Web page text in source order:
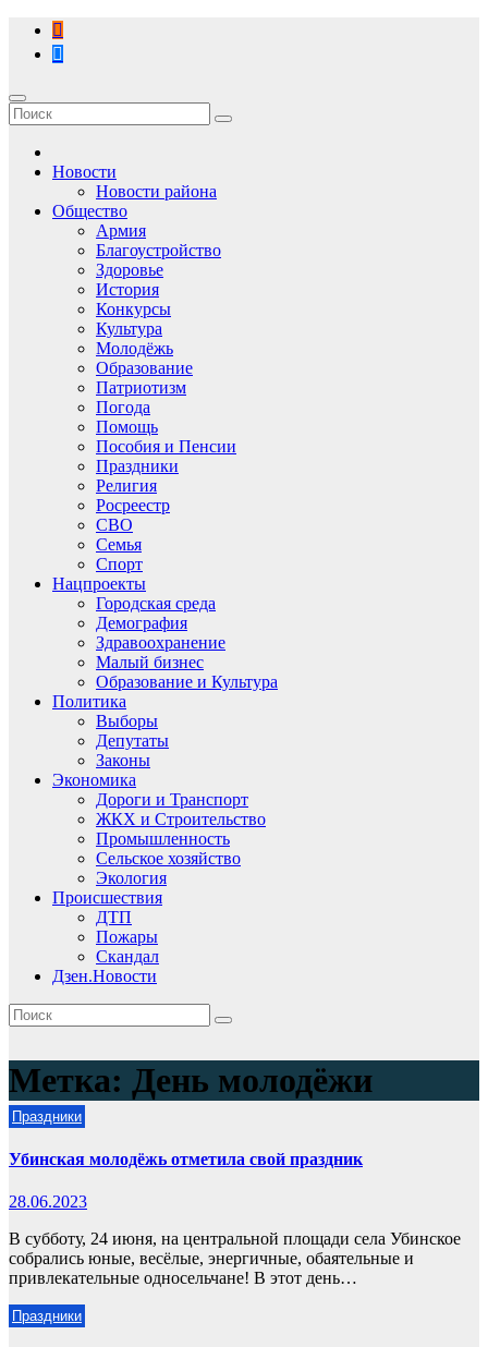
Перейти
содержимому
Новости
Новости района
Общество
Армия
Благоустройство
Здоровье
История
Конкурсы
Культура
Молодёжь
Образование
Патриотизм
Погода
Помощь
Пособия и Пенсии
Праздники
Религия
Росреестр
СВО
Семья
Спорт
Нацпроекты
Городская среда
Демография
Здравоохранение
Малый бизнес
Образование и Культура
Политика
Выборы
Депутаты
Законы
Экономика
Дороги и Транспорт
ЖКХ и Строительство
Промышленность
Сельское хозяйство
Экология
Происшествия
ДТП
Пожары
Скандал
Дзен.Новости
Метка: День молодёжи
Праздники
Убинская молодёжь отметила свой праздник
28.06.2023
В субботу, 24 июня, на центральной площади села Убинское
собрались юные, весёлые, энергичные, обаятельные и
привлекательные односельчане! В этот день…
Праздники